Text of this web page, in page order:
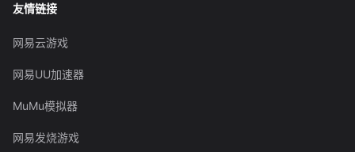
友情链接
网易云游戏
网易UU加速器
MuMu模拟器
网易发烧游戏